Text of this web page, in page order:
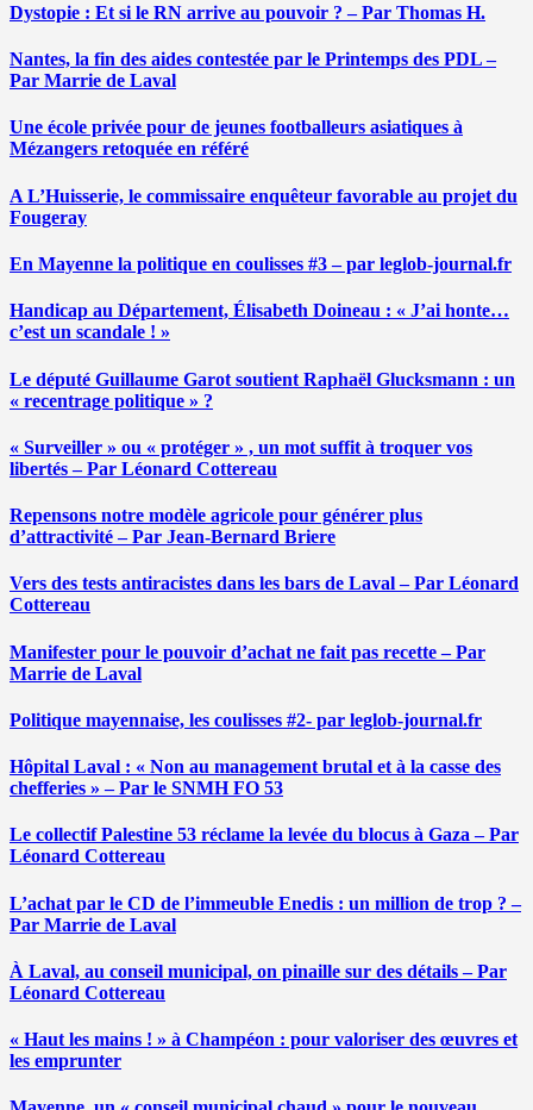
Dystopie : Et si le RN arrive au pouvoir ? – Par Thomas H.
Nantes, la fin des aides contestée par le Printemps des PDL –
Par Marrie de Laval
Une école privée pour de jeunes footballeurs asiatiques à
Mézangers retoquée en référé
A L’Huisserie, le commissaire enquêteur favorable au projet du
Fougeray
En Mayenne la politique en coulisses #3 – par leglob-journal.fr
Handicap au Département, Élisabeth Doineau : « J’ai honte…
c’est un scandale ! »
Le député Guillaume Garot soutient Raphaël Glucksmann : un
« recentrage politique » ?
« Surveiller » ou « protéger » , un mot suffit à troquer vos
libertés – Par Léonard Cottereau
Repensons notre modèle agricole pour générer plus
d’attractivité – Par Jean-Bernard Briere
Vers des tests antiracistes dans les bars de Laval – Par Léonard
Cottereau
Manifester pour le pouvoir d’achat ne fait pas recette – Par
Marrie de Laval
Politique mayennaise, les coulisses #2- par leglob-journal.fr
Hôpital Laval : « Non au management brutal et à la casse des
chefferies » – Par le SNMH FO 53
Le collectif Palestine 53 réclame la levée du blocus à Gaza – Par
Léonard Cottereau
L’achat par le CD de l’immeuble Enedis : un million de trop ? –
Par Marrie de Laval
À Laval, au conseil municipal, on pinaille sur des détails – Par
Léonard Cottereau
« Haut les mains ! » à Champéon : pour valoriser des œuvres et
les emprunter